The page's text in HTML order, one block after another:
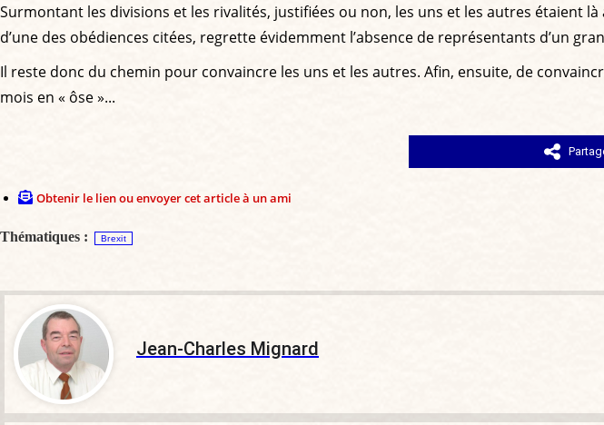
Surmontant les divisions et les rivalités, justifiées ou non, les uns et les autres étaient
d’une des obédiences citées, regrette évidemment l’absence de représentants d’un
Il reste donc du chemin pour convaincre les uns et les autres. Afin, ensuite, de
mois en « ôse »...
Obtenir le lien ou envoyer cet article à un ami
Thématiques : Brexit
Jean-Charles Mignard